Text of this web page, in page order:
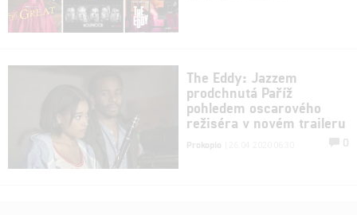
The Eddy: Jazzem
prodchnutá Paříž
pohledem oscarového
režiséra v novém traileru
Prokopio 0